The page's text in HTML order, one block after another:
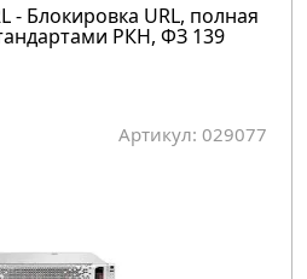
- Блокировка URL, полная
РКН, ФЗ 139
Артикул: 029077